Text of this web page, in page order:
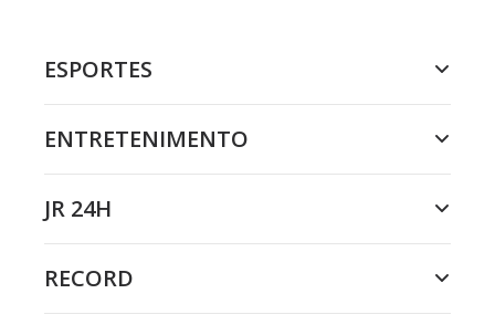
ESPORTES
ENTRETENIMENTO
JR 24H
RECORD